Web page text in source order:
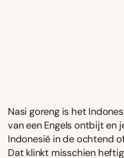
Nasi goreng is het
van een Engels ontbijt en
Indonesië in de ochtend
Dat klinkt misschien